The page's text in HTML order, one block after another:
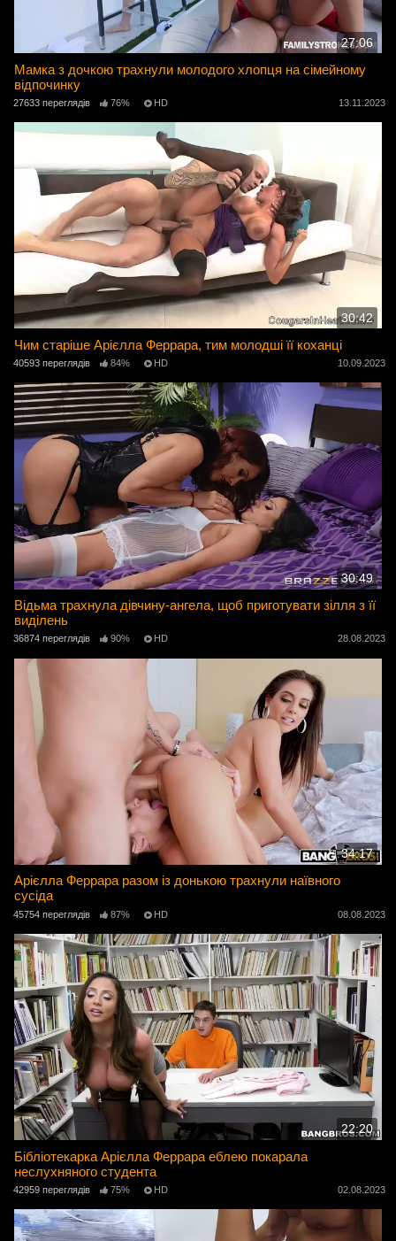
27:06
Мамка з дочкою трахнули молодого хлопця на сімейному
відпочинку
27633 переглядів 76% HD 13.11.2023
30:42
Чим старіше Арієлла Феррара, тим молодші її коханці
40593 переглядів 84% HD 10.09.2023
30:49
Відьма трахнула дівчину-ангела, щоб приготувати зілля з її
виділень
36874 переглядів 90% HD 28.08.2023
34:17
Арієлла Феррара разом із донькою трахнули наївного
сусіда
45754 переглядів 87% HD 08.08.2023
22:20
Бібліотекарка Арієлла Феррара еблею покарала
неслухняного студента
42959 переглядів 75% HD 02.08.2023